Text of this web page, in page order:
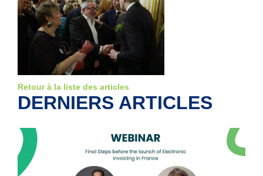
Retour à la liste des articles
DERNIERS ARTICLES